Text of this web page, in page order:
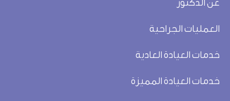
عن الدكتور
العمليات الجراحية
خدمات العيادة العادية
خدمات العيادة المميزة